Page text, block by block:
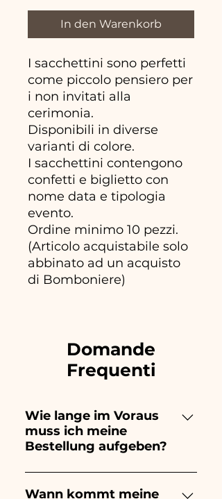
In den Warenkorb
I sacchettini sono perfetti
come piccolo pensiero per
i non invitati alla
cerimonia.
Disponibili in diverse
varianti di colore.
I sacchettini contengono
confetti e biglietto con
nome data e tipologia
evento.
Ordine minimo 10 pezzi.
(Articolo acquistabile solo
abbinato ad un acquisto
di Bomboniere)
Domande
Frequenti
Wie lange im Voraus
muss ich meine
Bestellung aufgeben?
Ceramiche Ania kreiert und
bemalt vollständig von Hand,
Wann kommt meine